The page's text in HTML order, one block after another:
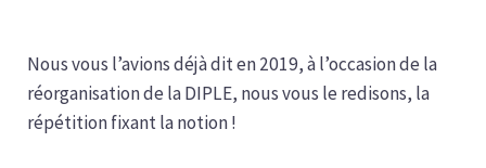
Nous vous l’avions déjà dit en 2019, à l’occasion de la
réorganisation de la DIPLE, nous vous le redisons, la
répétition fixant la notion !